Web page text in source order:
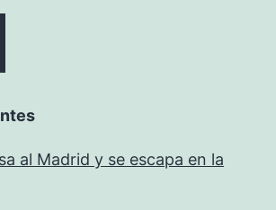
al Madrid y se escapa en la